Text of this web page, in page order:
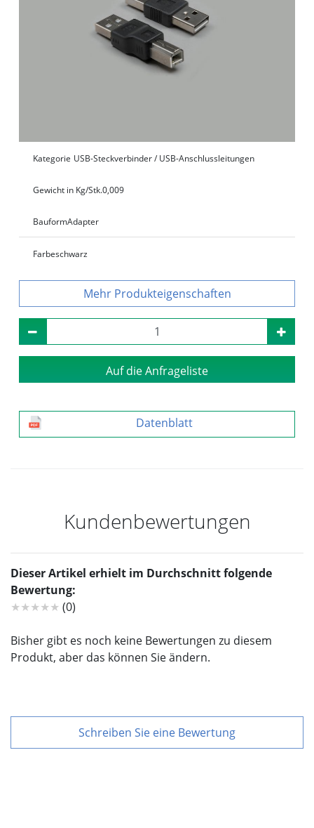
Kategorie USB-Steckverbinder / USB-Anschlussleitungen
Gewicht in Kg/Stk.0,009
BauformAdapter
Farbeschwarz
Produkteigenschaften
Auf die Anfrageliste
Datenblatt
Kundenbewertungen
Dieser Artikel erhielt im Durchschnitt folgende
Bewertung:
★★★★★ (0)
Bisher gibt es noch keine Bewertungen zu diesem
Produkt, aber das können Sie ändern.
Schreiben Sie eine Bewertung